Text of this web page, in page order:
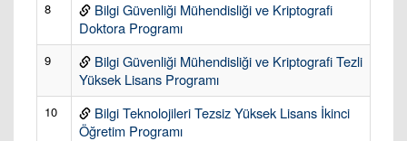
8
Bilgi Güvenliği Mühendisliği ve Kriptografi
Doktora Programı
9
Bilgi Güvenliği Mühendisliği ve Kriptografi Tezli
Yüksek Lisans Programı
10
Bilgi Teknolojileri Tezsiz Yüksek Lisans İkinci
Öğretim Programı